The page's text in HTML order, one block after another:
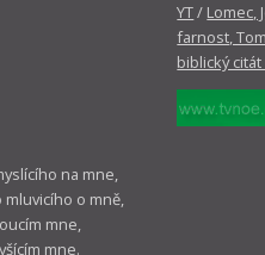
na mne,
o mně,
mne,
mne.
YT/ Lomec,
farnost,
biblický